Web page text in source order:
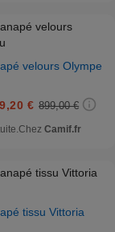
velours Olympe
€ 899,00 €
Chez Camif.fr
tissu Vittoria